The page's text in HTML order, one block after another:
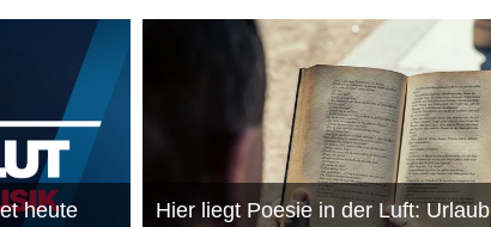
heute
Hier liegt Poesie in der Luft: Urlaub